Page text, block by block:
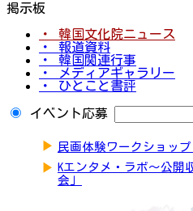
掲示板
・ 韓国文化院ニュース
・ 報道資料
・ 韓国関連行事
・ メディアギャラリー
・ ひとこと書評
イベント応募
▶ 民画体験ワークショッ
▶ Kエンタメ・ラボ～公開
会」